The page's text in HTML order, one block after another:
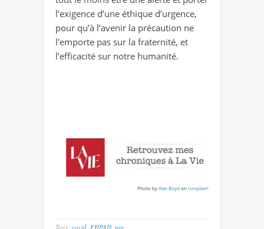
l’exigence d’une éthique d’urgence,
pour qu’à l’avenir la précaution ne
l’emporte pas sur la fraternité, et
l’efficacité sur notre humanité.
Photo byAlex BoydonUnsplash
Tags: covid EHPAD top